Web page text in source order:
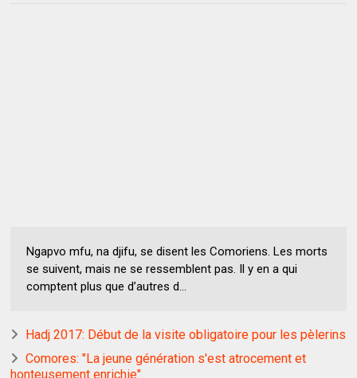
Ngapvo mfu, na djifu, se disent les Comoriens. Les morts
se suivent, mais ne se ressemblent pas. Il y en a qui
comptent plus que d’autres d...
Hadj 2017: Début de la visite obligatoire pour les pèlerins
Comores: "La jeune génération s'est atrocement et
honteusement enrichie"